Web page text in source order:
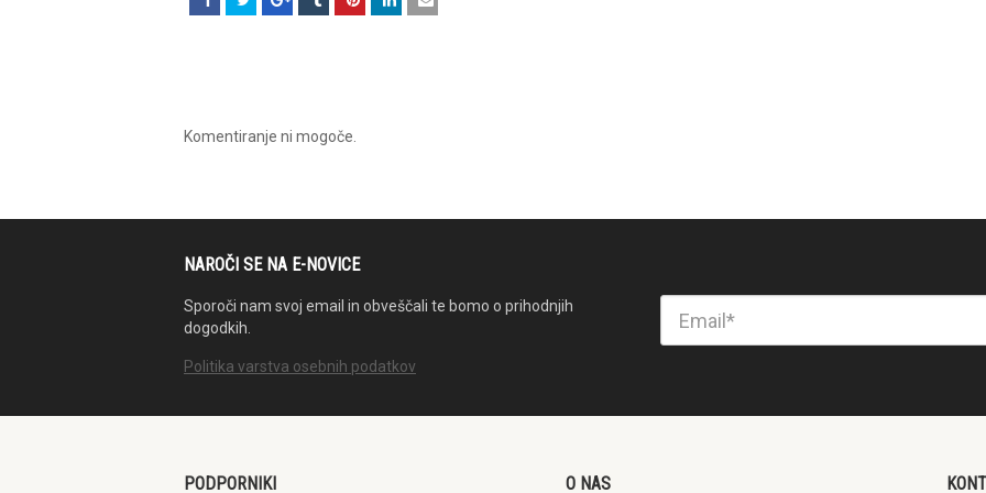
Komentiranje ni mogoče.
NAROČI SE NA E-NOVICE
Sporoči nam svoj email in obveščali te bomo o prihodnjih
dogodkih.
Politika varstva osebnih podatkov
PODPORNIKI O NAS